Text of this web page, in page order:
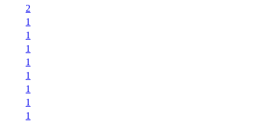
2
1
1
1
1
1
1
1
1